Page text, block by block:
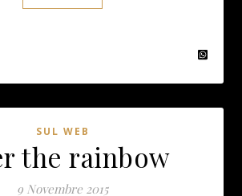
SUL WEB
the rainbow
9 Novembre 2015